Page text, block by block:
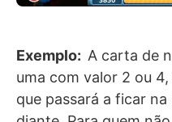
Exemplo: A carta de
uma com valor 2 ou
que passará a ficar